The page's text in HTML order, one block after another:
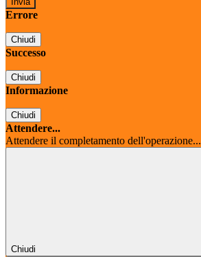
Errore
Chiudi
Successo
Chiudi
Informazione
Chiudi
Attendere...
Attendere il completamento dell'operazione...
Chiudi